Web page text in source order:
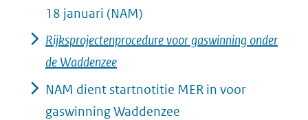
18 januari (NAM)
Rijksprojectenprocedure voor gaswinning onder
de Waddenzee
NAM dient startnotitie MER in voor
gaswinning Waddenzee